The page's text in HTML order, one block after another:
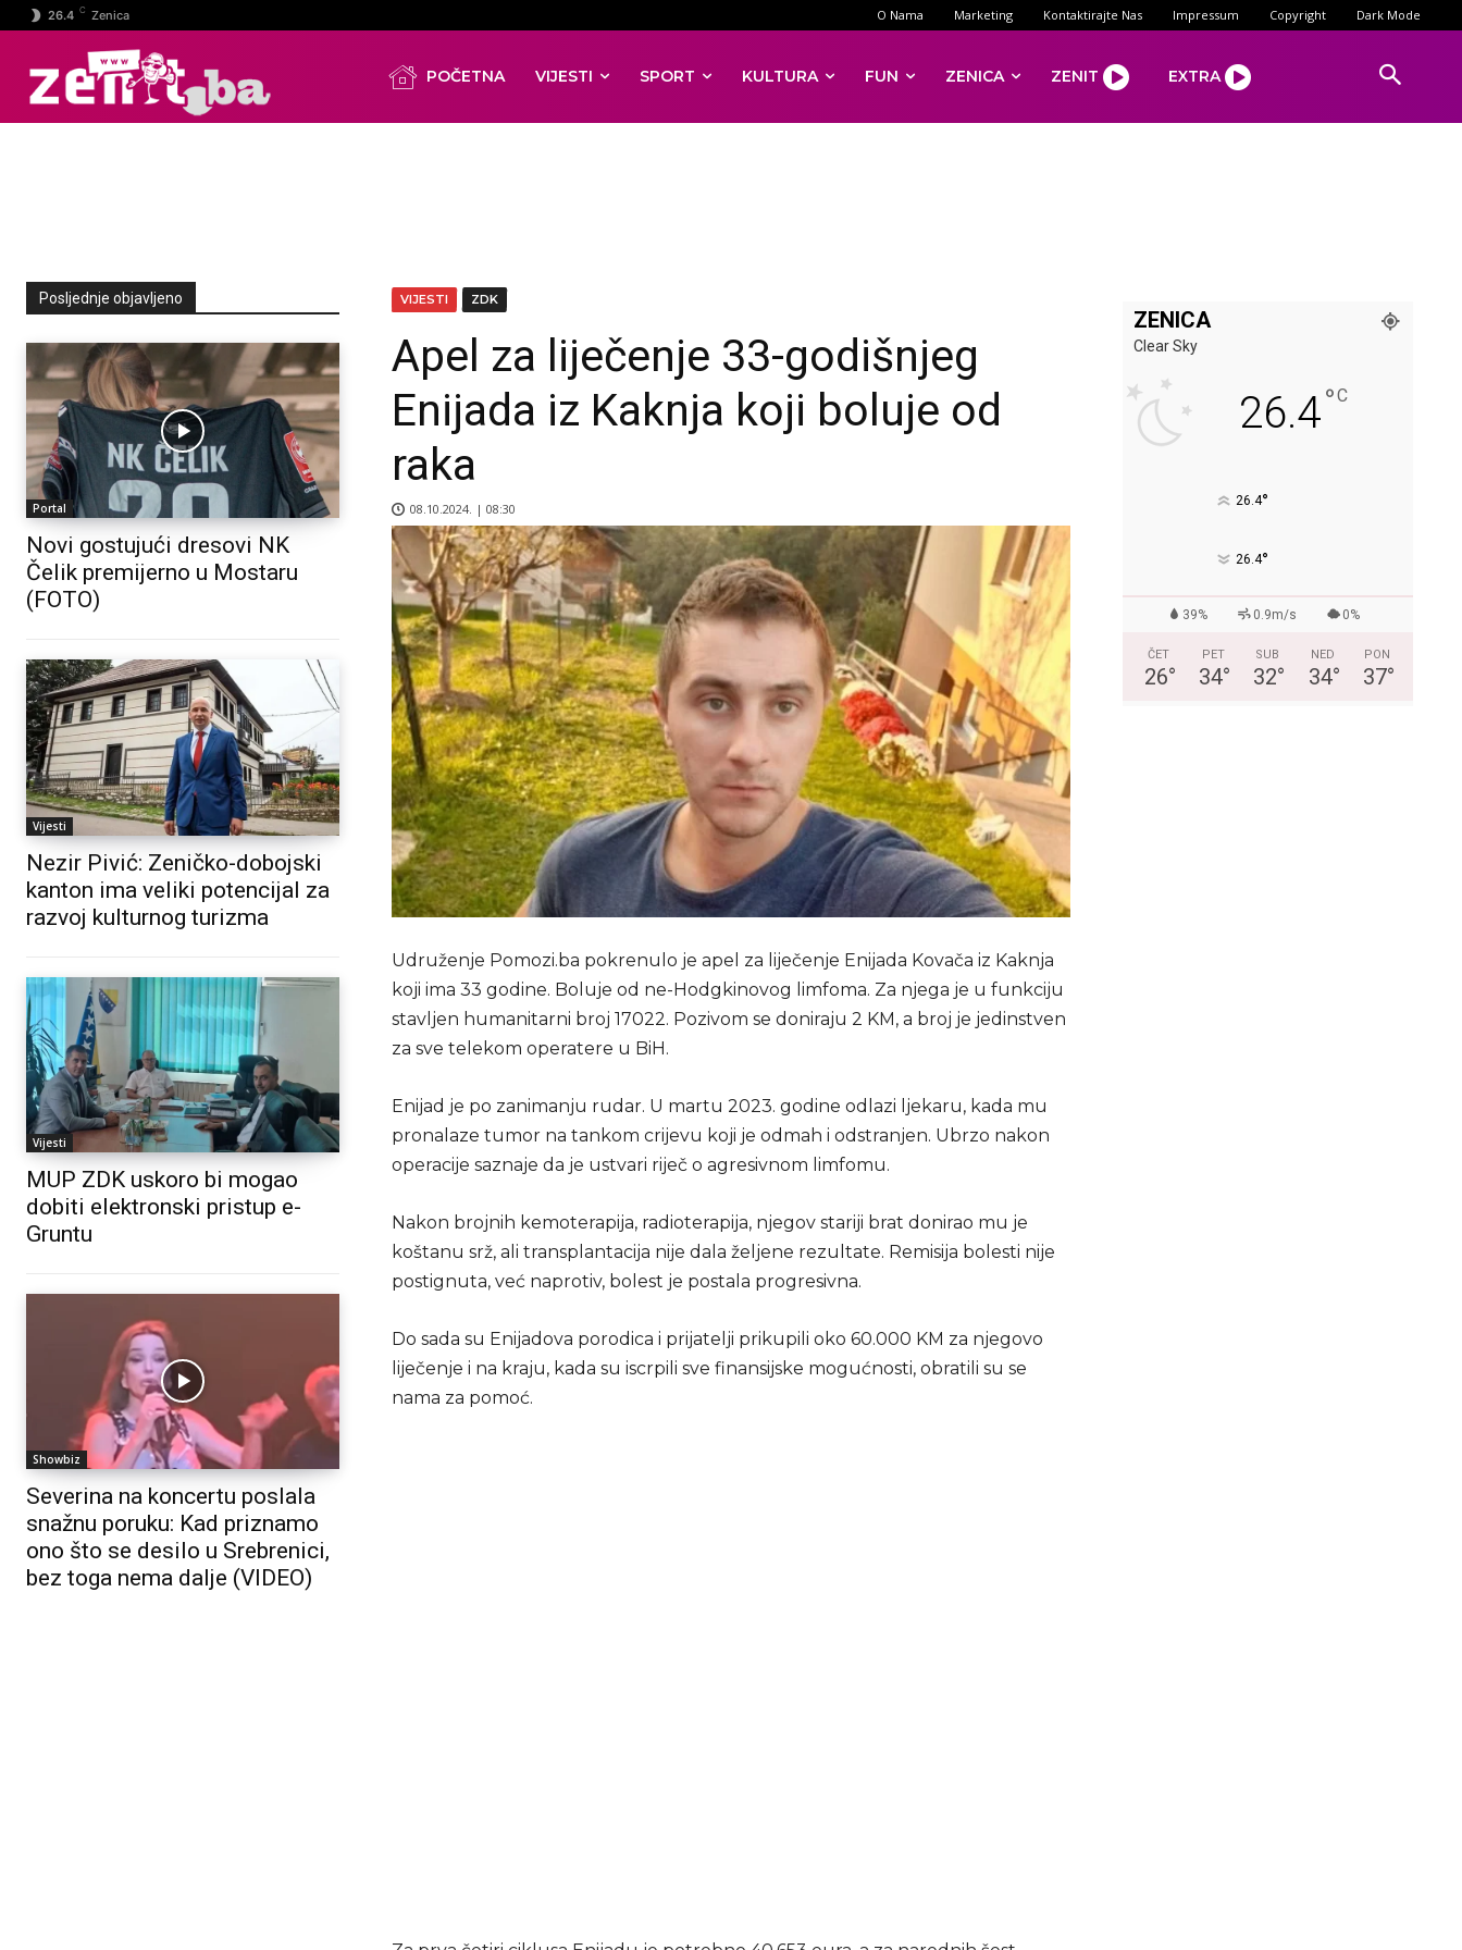
26.4 C Zenica O Nama Marketing Kontaktirajte Nas Impressum Copyright Dark Mode
POČETNA VIJESTI SPORT KULTURA FUN ZENICA ZENIT EXTRA
Posljednje objavljeno
Portal
Novi gostujući dresovi NK
Čelik premijerno u Mostaru
(FOTO)
Vijesti
Nezir Pivić: Zeničko-dobojski
kanton ima veliki potencijal za
razvoj kulturnog turizma
Vijesti
MUP ZDK uskoro bi mogao
dobiti elektronski pristup e-
Gruntu
Showbiz
Severina na koncertu poslala
snažnu poruku: Kad priznamo
ono što se desilo u Srebrenici,
bez toga nema dalje (VIDEO)
VIJESTI ZDK
Apel za liječenje 33-godišnjeg
Enijada iz Kaknja koji boluje od
raka
08.10.2024. | 08:30
Udruženje Pomozi.ba pokrenulo je apel za liječenje Enijada Kovača iz Kaknja
koji ima 33 godine. Boluje od ne-Hodgkinovog limfoma. Za njega je u funkciju
stavljen humanitarni broj 17022. Pozivom se doniraju 2 KM, a broj je jedinstven
za sve telekom operatere u BiH.
Enijad je po zanimanju rudar. U martu 2023. godine odlazi ljekaru, kada mu
pronalaze tumor na tankom crijevu koji je odmah i odstranjen. Ubrzo nakon
operacije saznaje da je ustvari riječ o agresivnom limfomu.
Nakon brojnih kemoterapija, radioterapija, njegov stariji brat donirao mu je
koštanu srž, ali transplantacija nije dala željene rezultate. Remisija bolesti nije
postignuta, već naprotiv, bolest je postala progresivna.
Do sada su Enijadova porodica i prijatelji prikupili oko 60.000 KM za njegovo
liječenje i na kraju, kada su iscrpili sve finansijske mogućnosti, obratili su se
nama za pomoć.
ZENICA
Clear Sky
26.4°C
26.4°
26.4°
39% 0.9m/s 0%
ČET
26°
PET
34°
SUB
32°
NED
34°
PON
37°